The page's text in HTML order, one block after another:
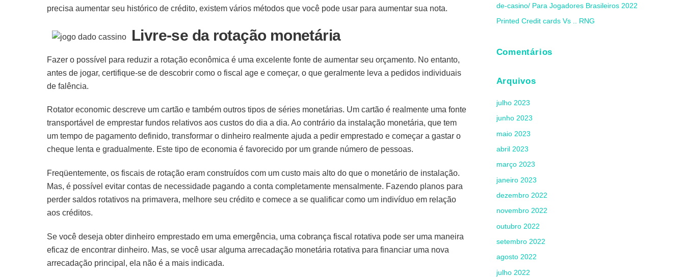
precisa aumentar seu histórico de crédito, existem vários métodos que você pode usar para aumentar sua nota.
Livre-se da rotação monetária
Fazer o possível para reduzir a rotação econômica é uma excelente fonte de aumentar seu orçamento. No entanto,
antes de jogar, certifique-se de descobrir como o fiscal age e começar, o que geralmente leva a pedidos individuais
de falência.
Rotator economic descreve um cartão e também outros tipos de séries monetárias. Um cartão é realmente uma fonte
transportável de emprestar fundos relativos aos custos do dia a dia. Ao contrário da instalação monetária, que tem
um tempo de pagamento definido, transformar o dinheiro realmente ajuda a pedir emprestado e começar a gastar o
cheque lenta e gradualmente. Este tipo de economia é favorecido por um grande número de pessoas.
Freqüentemente, os fiscais de rotação eram construídos com um custo mais alto do que o monetário de instalação.
Mas, é possível evitar contas de necessidade pagando a conta completamente mensalmente. Fazendo planos para
perder saldos rotativos na primavera, melhore seu crédito e comece a se qualificar como um indivíduo em relação
aos créditos.
Se você deseja obter dinheiro emprestado em uma emergência, uma cobrança fiscal rotativa pode ser uma maneira
eficaz de encontrar dinheiro. Mas, se você usar alguma arrecadação monetária rotativa para financiar uma nova
arrecadação principal, ela não é a mais indicada.
de-casino/ Para Jogadores Brasileiros 2022
Printed Credit cards Vs .. RNG
Comentários
Arquivos
julho 2023
junho 2023
maio 2023
abril 2023
março 2023
janeiro 2023
dezembro 2022
novembro 2022
outubro 2022
setembro 2022
agosto 2022
julho 2022